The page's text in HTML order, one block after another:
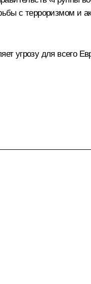
с терроризмом и
угрозу для всего